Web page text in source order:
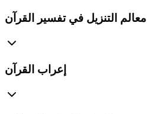
معالم التنزيل في تفسير القرآن
إعراب القرآن